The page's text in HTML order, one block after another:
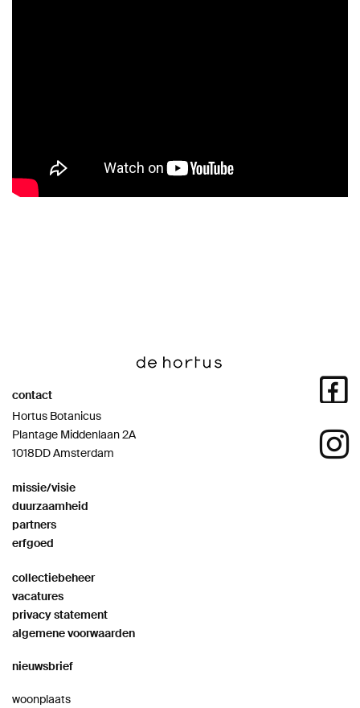
contact
Hortus Botanicus
Plantage Middenlaan 2A
1018DD Amsterdam
missie/visie
duurzaamheid
partners
erfgoed
collectiebeheer
vacatures
privacy statement
algemene voorwaarden
nieuwsbrief
woonplaats